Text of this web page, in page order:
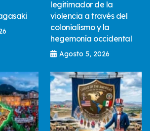
legitimador de la
violencia a través del
colonialismo y la
hegemonía occidental
Agosto 5, 2026